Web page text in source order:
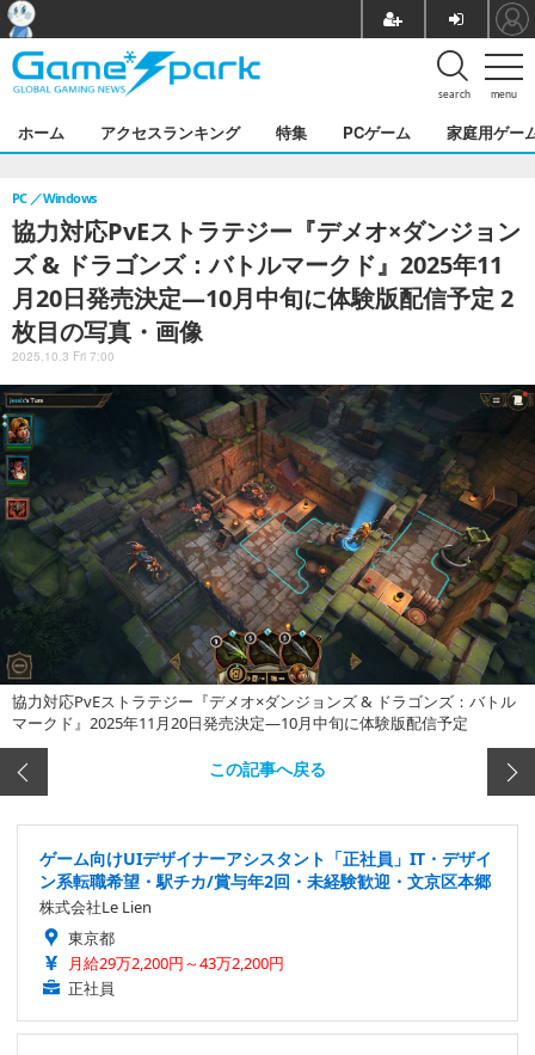
menu
search
ホーム アクセスランキング 特集 PCゲーム 家庭用ゲー
協力対応PvEストラテジー『デメオ×ダンジョン
ズ & ドラゴンズ：バトルマークド』2025年11
月20日発売決定―10月中旬に体験版配信予定 2
枚目の写真・画像
PC Windows
2025.10.3 Fri 7:00
協力対応PvEストラテジー『デメオ×ダンジョンズ & ドラゴンズ：バトル
マークド』2025年11月20日発売決定―10月中旬に体験版配信予定
この記事へ戻る
ゲーム向けUIデザイナーアシスタント「正社員」IT・デザイ
ン系転職希望・駅チカ/賞与年2回・未経験歓迎・文京区本郷
株式会社Le Lien
東京都
月給29万2,200円～43万2,200円
正社員